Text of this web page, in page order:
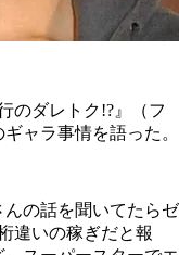
のダレトク!?』（フ
ャラ事情を語った。
の話を聞いてたらゼ
違いの稼ぎだと報